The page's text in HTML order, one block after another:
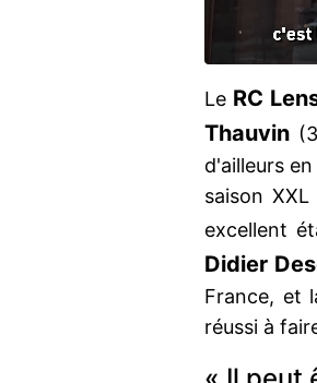
Le RC
Thauvin
d'ailleurs
saison
excellent
Didier
France, et
réussi à